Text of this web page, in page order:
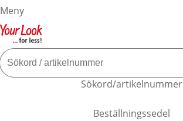
Meny
Sökord/artikelnummer
Beställningssedel